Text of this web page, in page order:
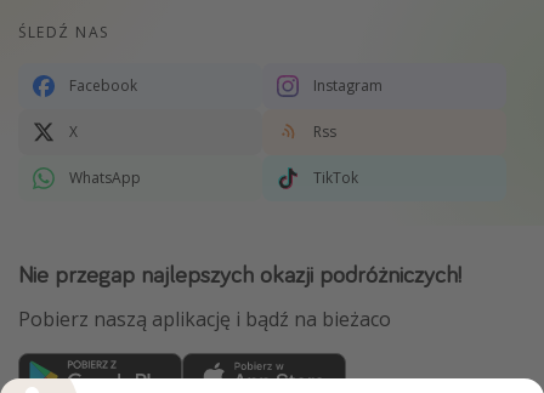
ŚLEDŹ NAS
Facebook Instagram
X Rss
WhatsApp TikTok
Nie przegap najlepszych okazji podróżniczych!
Pobierz naszą aplikację i bądź na bieżaco